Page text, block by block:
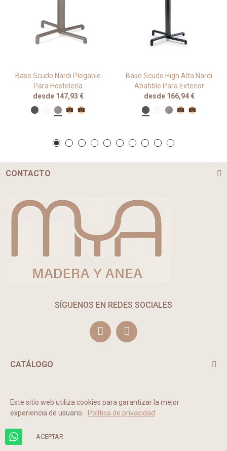
Base Scudo Nardi Plegable
Para Hostelería
desde 147,93 €
Base Scudo High Alta Nardi
Abatible Para Exterior
desde 166,94 €
CONTACTO
SÍGUENOS EN REDES SOCIALES
CATÁLOGO
Este sitio web utiliza cookies para garantizar la mejor
experiencia de usuario.
Política de privacidad
ACEPTAR